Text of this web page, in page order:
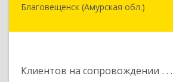
Благовещенск (Амурская обл.)
Клиентов на сопровождении
675000, Амурская обл,